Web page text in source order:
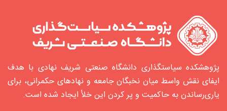
پژوهشکده سیاستگذاری دانشگاه صنعتی شریف نهادی با هدف
ایفای نقش واسط میان نخبگان جامعه و نهادهای حکمرانی، برای
یاری‌رساندن به حاکمیت و پر کردن این خلأ ایجاد شده‌ است.